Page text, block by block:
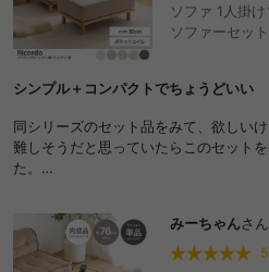
ソファ 1人掛
ソファーセッ
L字型 カウチ
シンプル＋コンパクトでちょうどいい
同シリーズのセット品をみて、欲しい
難しそうだと思っていたらこのセット
た。
みーちゃんさん
5